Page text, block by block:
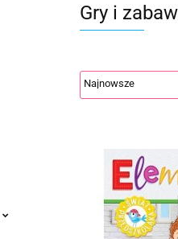
Gry i